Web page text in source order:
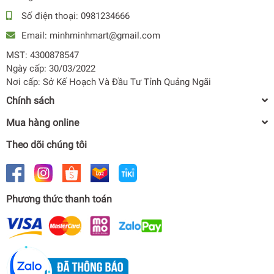
sử dụng.
làm lạnh vòm
Nhờ công nghệ làm lạnh vòm các luồng khí lạnh sẽ tỏa ra
bên trong tủ lạnh theo dạng vòng cung, cho thực phẩm nhận
được độ tươi ngon lâu cho những món thực phẩm của bạn.
Số điện thoại: 0981234666
Email: minhminhmart@gmail.com
MST: 4300878547
Ngày cấp: 30/03/2022
Nơi cấp: Sở Kế Hoạch Và Đầu Tư Tỉnh Quảng Ngãi
Chính sách
Mua hàng online
Theo dõi chúng tôi
Phương thức thanh toán
RS62R5001B4/SV Digital Inverter